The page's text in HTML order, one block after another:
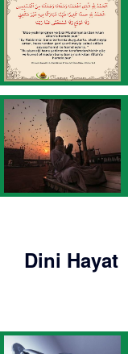
Dini Hayat